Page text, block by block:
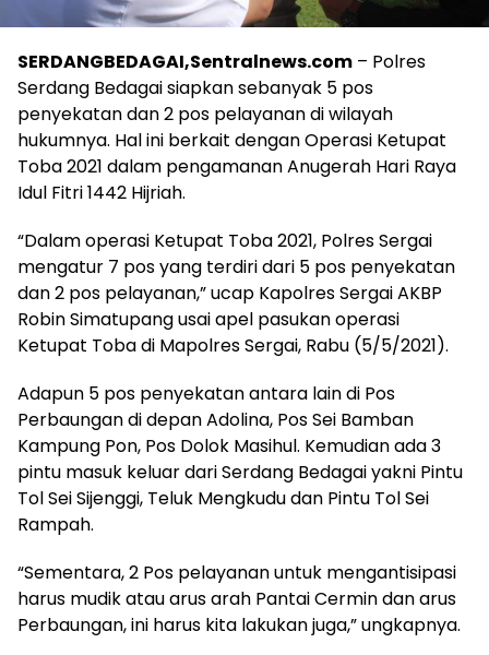
SERDANGBEDAGAI,Sentralnews.com – Polres
Serdang Bedagai siapkan sebanyak 5 pos
penyekatan dan 2 pos pelayanan di wilayah
hukumnya. Hal ini berkait dengan Operasi Ketupat
Toba 2021 dalam pengamanan Anugerah Hari Raya
Idul Fitri 1442 Hijriah.
“Dalam operasi Ketupat Toba 2021, Polres Sergai
mengatur 7 pos yang terdiri dari 5 pos penyekatan
dan 2 pos pelayanan,” ucap Kapolres Sergai AKBP
Robin Simatupang usai apel pasukan operasi
Ketupat Toba di Mapolres Sergai, Rabu (5/5/2021).
Adapun 5 pos penyekatan antara lain di Pos
Perbaungan di depan Adolina, Pos Sei Bamban
Kampung Pon, Pos Dolok Masihul. Kemudian ada 3
pintu masuk keluar dari Serdang Bedagai yakni Pintu
Tol Sei Sijenggi, Teluk Mengkudu dan Pintu Tol Sei
Rampah.
“Sementara, 2 Pos pelayanan untuk mengantisipasi
harus mudik atau arus arah Pantai Cermin dan arus
Perbaungan, ini harus kita lakukan juga,” ungkapnya.